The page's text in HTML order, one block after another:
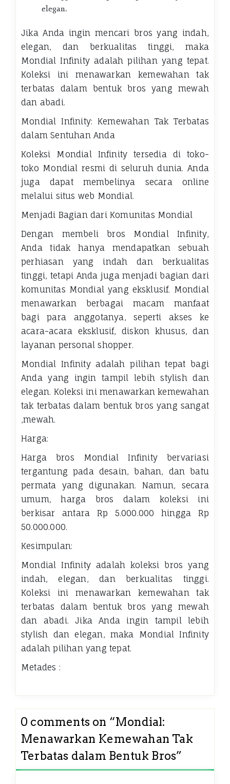
elegan.
Jika Anda ingin mencari bros yang indah,
elegan, dan berkualitas tinggi, maka
Mondial Infinity adalah pilihan yang tepat.
Koleksi ini menawarkan kemewahan tak
terbatas dalam bentuk bros yang mewah
dan abadi.
Mondial Infinity: Kemewahan Tak Terbatas
dalam Sentuhan Anda
Koleksi Mondial Infinity tersedia di toko-
toko Mondial resmi di seluruh dunia. Anda
juga dapat membelinya secara online
melalui situs web Mondial.
Menjadi Bagian dari Komunitas Mondial
Dengan membeli bros Mondial Infinity,
Anda tidak hanya mendapatkan sebuah
perhiasan yang indah dan berkualitas
tinggi, tetapi Anda juga menjadi bagian dari
komunitas Mondial yang eksklusif. Mondial
menawarkan berbagai macam manfaat
bagi para anggotanya, seperti akses ke
acara-acara eksklusif, diskon khusus, dan
layanan personal shopper.
Mondial Infinity adalah pilihan tepat bagi
Anda yang ingin tampil lebih stylish dan
elegan. Koleksi ini menawarkan kemewahan
tak terbatas dalam bentuk bros yang sangat
,mewah.
Harga:
Harga bros Mondial Infinity bervariasi
tergantung pada desain, bahan, dan batu
permata yang digunakan. Namun, secara
umum, harga bros dalam koleksi ini
berkisar antara Rp 5.000.000 hingga Rp
50.000.000.
Kesimpulan:
Mondial Infinity adalah koleksi bros yang
indah, elegan, dan berkualitas tinggi.
Koleksi ini menawarkan kemewahan tak
terbatas dalam bentuk bros yang mewah
dan abadi. Jika Anda ingin tampil lebih
stylish dan elegan, maka Mondial Infinity
adalah pilihan yang tepat.
Metades :
0 comments on “Mondial:
Menawarkan Kemewahan Tak
Terbatas dalam Bentuk Bros”